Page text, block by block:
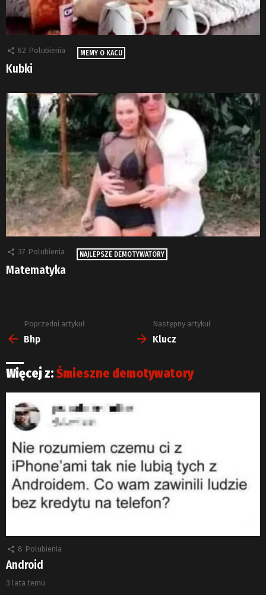
62 Polubienia MEMY O KACU
Kubki
37 Polubienia NAJLEPSZE DEMOTYWATORY
Matematyka
Zobacz
więcej
Poprzedni artykuł
Bhp
Następny artykuł
Klucz
Więcej z:Śmieszne demotywatory
8 Polubienia
Android
3 lata temu